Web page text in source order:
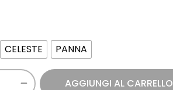
CELESTE PANNA
AGGIUNGI AL CARRELLO